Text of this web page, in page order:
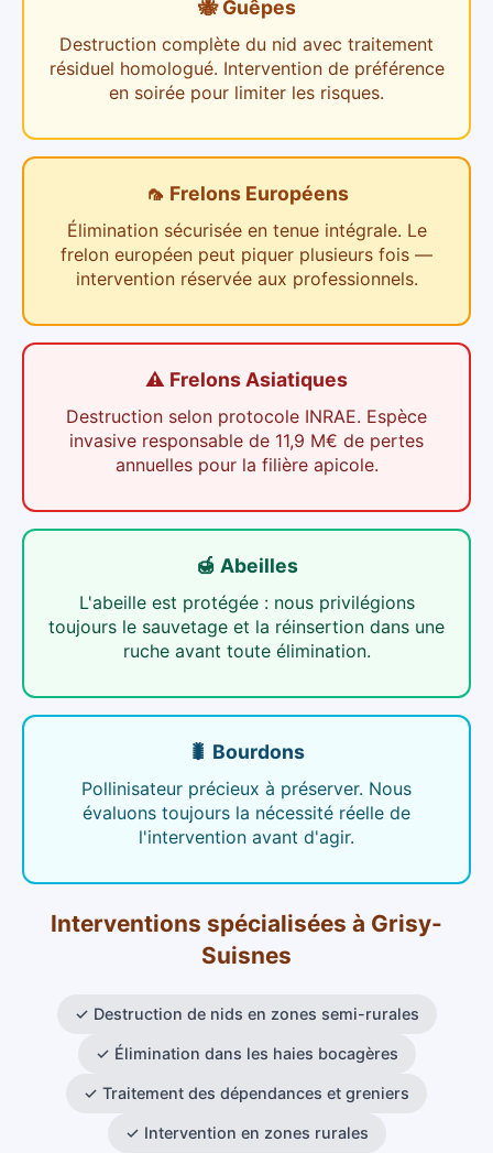
🐝 Guêpes
Destruction complète du nid avec traitement
résiduel homologué. Intervention de préférence
en soirée pour limiter les risques.
🦟 Frelons Européens
Élimination sécurisée en tenue intégrale. Le
frelon européen peut piquer plusieurs fois —
intervention réservée aux professionnels.
⚠️ Frelons Asiatiques
Destruction selon protocole INRAE. Espèce
invasive responsable de 11,9 M€ de pertes
annuelles pour la filière apicole.
🍯 Abeilles
L'abeille est protégée : nous privilégions
toujours le sauvetage et la réinsertion dans une
ruche avant toute élimination.
🐛 Bourdons
Pollinisateur précieux à préserver. Nous
évaluons toujours la nécessité réelle de
l'intervention avant d'agir.
Interventions spécialisées à Grisy-
Suisnes
✓ Destruction de nids en zones semi-rurales
✓ Élimination dans les haies bocagères
✓ Traitement des dépendances et greniers
✓ Intervention en zones rurales